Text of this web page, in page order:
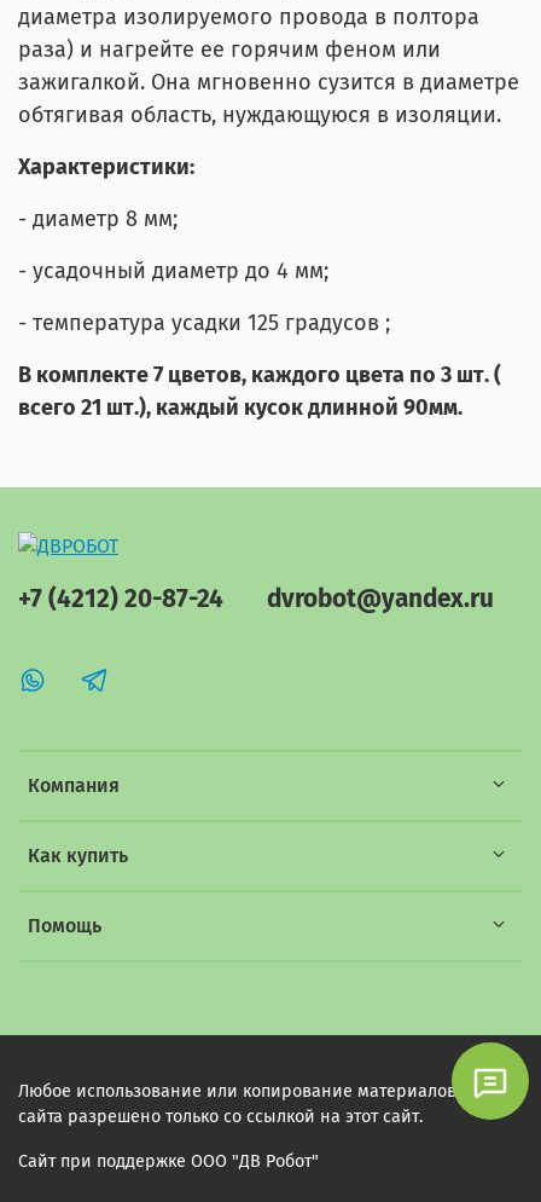
диаметра изолируемого провода в полтора
раза) и нагрейте ее горячим феном или
зажигалкой. Она мгновенно сузится в диаметре
обтягивая область, нуждающуюся в изоляции.
Характеристики:
- диаметр 8 мм;
- усадочный диаметр до 4 мм;
- температура усадки 125 градусов ;
В комплекте 7 цветов, каждого цвета по 3 шт. (
всего 21 шт.), каждый кусок длинной 90мм.
Компания
Как купить
Помощь
+7 (4212) 20-87-24 dvrobot@yandex.ru
Любое использование или копирование материалов этого
сайта разрешено только со ссылкой на этот сайт.
Сайт при поддержке ООО "ДВ Робот"